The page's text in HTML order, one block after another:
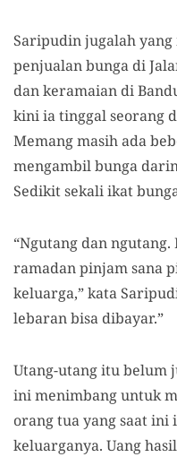
Saripudin jugalah
penjualan bunga di
dan keramaian di
kini ia tinggal seorang
Memang masih ada
mengambil bunga
Sedikit sekali ikat
“Ngutang dan
ramadan pinjam sana
keluarga,” kata
lebaran bisa dibayar.”
Utang-utang itu belum
ini menimbang untuk
orang tua yang saat ini
keluarganya. Uang